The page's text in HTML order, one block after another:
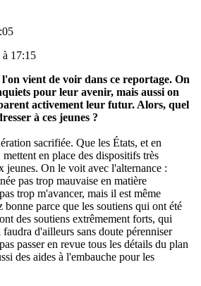
à 17:15
vient de voir dans ce reportage. On
pour leur avenir, mais aussi on
activement leur futur. Alors, quel
à ces jeunes ?
sacrifiée. Que les États, et en
en place des dispositifs très
jeunes. On le voit avec l'alternance :
pas trop mauvaise en matière
trop m'avancer, mais il est même
bonne parce que les soutiens qui ont été
des soutiens extrêmement forts, qui
d'ailleurs sans doute pérenniser
passer en revue tous les détails du plan
des aides à l'embauche pour les